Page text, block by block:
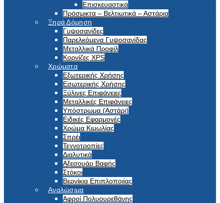
Επισκευαστικά
Πρόσμικτα – Βελτιωτικά – Αστάρια
Ξηρά Δόμηση
Γυψοσανίδες
Παρελκόμενα Γυψοσανίδας
Μεταλλικά Προφίλ
Κορνίζες XPS
Χρώματα
Εξωτερικής Χρήσης
Εσωτερικής Χρήσης
Ξύλινες Επιφάνειες
Μεταλλικές Επιφάνειες
Υπόστρωμα (Αστάρι)
Ειδικές Εφαρμογές
Χρώμα Κιμωλίας
Σπρέι
Τεχνοτροπίες
Διαλυτικά
Αξεσουάρ Βαφής
Στόκοι
Βερνίκια Επιπλοποιίας
Αναλώσιμα
Αφροί Πολυουρεθάνης